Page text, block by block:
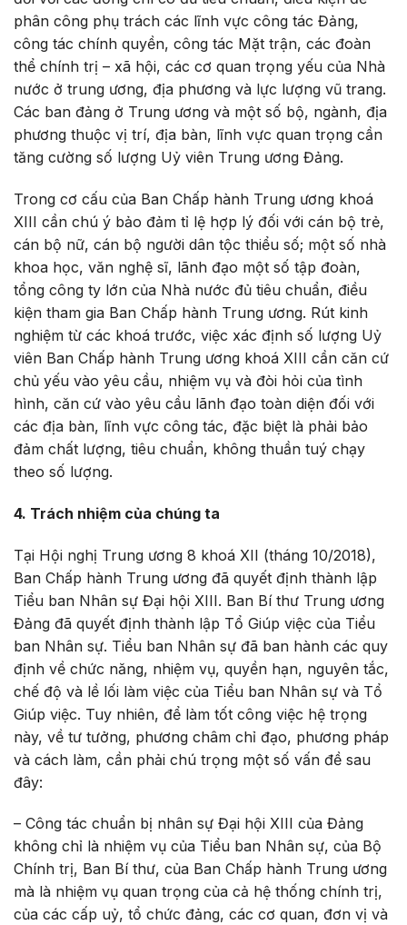
phân công phụ trách các lĩnh vực công tác Đảng,
công tác chính quyền, công tác Mặt trận, các đoàn
thể chính trị – xã hội, các cơ quan trọng yếu của Nhà
nước ở trung ương, địa phương và lực lượng vũ trang.
Các ban đảng ở Trung ương và một số bộ, ngành, địa
phương thuộc vị trí, địa bàn, lĩnh vực quan trọng cần
tăng cường số lượng Uỷ viên Trung ương Đảng.
Trong cơ cấu của Ban Chấp hành Trung ương khoá
XIII cần chú ý bảo đảm tỉ lệ hợp lý đối với cán bộ trẻ,
cán bộ nữ, cán bộ người dân tộc thiểu số; một số nhà
khoa học, văn nghệ sĩ, lãnh đạo một số tập đoàn,
tổng công ty lớn của Nhà nước đủ tiêu chuẩn, điều
kiện tham gia Ban Chấp hành Trung ương. Rút kinh
nghiệm từ các khoá trước, việc xác định số lượng Uỷ
viên Ban Chấp hành Trung ương khoá XIII cần căn cứ
chủ yếu vào yêu cầu, nhiệm vụ và đòi hỏi của tình
hình, căn cứ vào yêu cầu lãnh đạo toàn diện đối với
các địa bàn, lĩnh vực công tác, đặc biệt là phải bảo
đảm chất lượng, tiêu chuẩn, không thuần tuý chạy
theo số lượng.
4. Trách nhiệm của chúng ta
Tại Hội nghị Trung ương 8 khoá XII (tháng 10/2018),
Ban Chấp hành Trung ương đã quyết định thành lập
Tiểu ban Nhân sự Đại hội XIII. Ban Bí thư Trung ương
Đảng đã quyết định thành lập Tổ Giúp việc của Tiểu
ban Nhân sự. Tiểu ban Nhân sự đã ban hành các quy
định về chức năng, nhiệm vụ, quyền hạn, nguyên tắc,
chế độ và lề lối làm việc của Tiểu ban Nhân sự và Tổ
Giúp việc. Tuy nhiên, để làm tốt công việc hệ trọng
này, về tư tưởng, phương châm chỉ đạo, phương pháp
và cách làm, cần phải chú trọng một số vấn đề sau
đây:
– Công tác chuẩn bị nhân sự Đại hội XIII của Đảng
không chỉ là nhiệm vụ của Tiểu ban Nhân sự, của Bộ
Chính trị, Ban Bí thư, của Ban Chấp hành Trung ương
mà là nhiệm vụ quan trọng của cả hệ thống chính trị,
của các cấp uỷ, tổ chức đảng, các cơ quan, đơn vị và